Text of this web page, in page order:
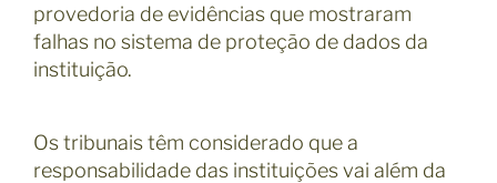
provedoria de evidências que mostraram
falhas no sistema de proteção de dados da
instituição.
Os tribunais têm considerado que a
responsabilidade das instituições vai além da